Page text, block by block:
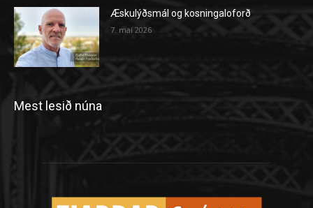
Æskulýðsmál og kosningaloforð
7. maí 2026
Mest lesið núna